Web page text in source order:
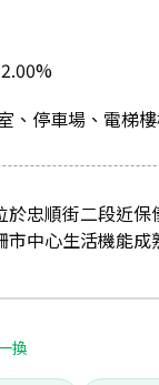
、停車場、電梯
於忠順街二段近
市中心生活機能
換